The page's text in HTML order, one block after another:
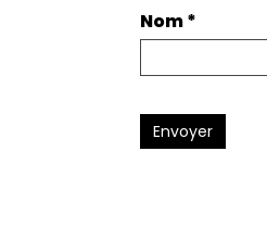
Nom*
Envoyer